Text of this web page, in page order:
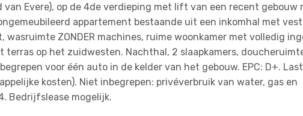
Evere), op de 4de verdieping met lift van een recent gebouw
appartement bestaande uit een inkomhal met
ZONDER machines, ruime woonkamer met volledig
op het zuidwesten. Nachthal, 2 slaapkamers,
voor één auto in de kelder van het gebouw. EPC: D+.
kosten). Niet inbegrepen: privéverbruik van water, gas en
Bedrijfslease mogelijk.